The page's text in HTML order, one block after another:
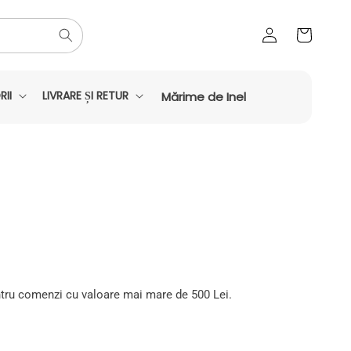
Conectați-
Coș
LIVRARE ȘI RETUR Mărime de Inel
comenzi cu valoare mai mare de 500 Lei.